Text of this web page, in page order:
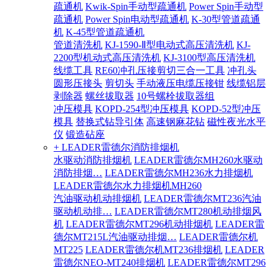
疏通机 Kwik-Spin手动型疏通机 Power Spin手动型
疏通机 Power Spin电动型疏通机 K-30型管道疏通
机 K-45型管道疏通机
管道清洗机 KJ-1590-Ⅱ型电动式高压清洗机 KJ-
2200型机动式高压清洗机 KJ-3100型高压清洗机
线缆工具 RE60冲孔压接剪切三合一工具 冲孔头
圆形压接头 剪切头 手动液压电缆压接钳 线缆铝层
剥除器 螺丝拔取器 10号螺栓拔取器组
冲压模具 KOPD-254型冲压模具 KOPD-52型冲压
模具 替换式钻导引体 高速钢麻花钻 磁性夜光水平
仪 锻造砧座
+ LEADER雷德尔消防排烟机
水驱动消防排烟机 LEADER雷德尔MH260水驱动
消防排烟… LEADER雷德尔MH236水力排烟机
LEADER雷德尔水力排烟机MH260
汽油驱动机动排烟机 LEADER雷德尔MT236汽油
驱动机动排… LEADER雷德尔MT280机动排烟风
机 LEADER雷德尔MT296机动排烟机 LEADER雷
德尔MT215L汽油驱动排烟… LEADER雷德尔机
MT225 LEADER雷德尔机MT236排烟机 LEADER
雷德尔NEO-MT240排烟机 LEADER雷德尔MT296